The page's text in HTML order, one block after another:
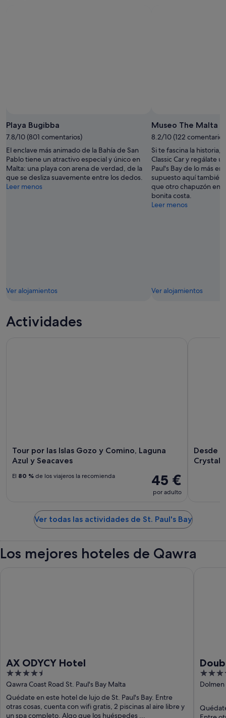
Playa Bugibba
7.8/10 (801 comentarios)
El enclave más animado de la Bahía de San
Pablo tiene un atractivo especial y único en
Malta: una playa con arena de verdad, de la
que se desliza suavemente entre los dedos.
Leer menos
Ver alojamientos
Museo The Malta
8.2/10 (122
Si te fascina la historia,
Classic Car y regálate
Paul's Bay de lo más
supuesto aquí
que otro chapuzón en
bonita costa.
Leer menos
Ver alojamientos
Actividades
Tour por las Islas Gozo y Comino, Laguna
Azul y Seacaves
45 €
por adulto
El 80 % de los viajeros la recomienda
Desde
Crystal
Ver todas las actividades de St. Paul's Bay
Los mejores hoteles de Qawra
AX ODYCY Hotel
4.5
out
of
5
Qawra Coast Road St. Paul's Bay Malta
Quédate en este hotel de lujo de St. Paul's Bay. Entre
otras cosas, cuenta con wifi gratis, 2 piscinas al aire libre y
un spa completo. Algo que los huéspedes ...
4
out
5
Dolmen